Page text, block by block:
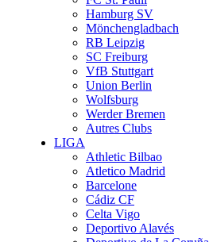
Hamburg SV
Mönchengladbach
RB Leipzig
SC Freiburg
VfB Stuttgart
Union Berlin
Wolfsburg
Werder Bremen
Autres Clubs
LIGA
Athletic Bilbao
Atletico Madrid
Barcelone
Cádiz CF
Celta Vigo
Deportivo Alavés